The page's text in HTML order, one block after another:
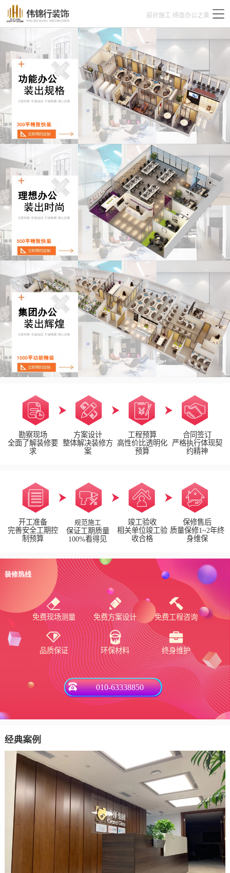
設計施工 缔造办公之美
勘察现场
全面了解装修要
求
方案设计
整体解决装修方
案
工程预算
高性价比透明化
预算
合同签订
严格执行体现契
约精神
开工准备
完善安全工期控
制预算
规范施工
保证工期质量
100%看得见
竣工验收
相关单位竣工验
收合格
保修售后
质量保修1~2年终
身维保
装修热线
免费现场测量 免费方案设计 免费工程咨询
品质保证 环保材料 终身维护
010-63338850